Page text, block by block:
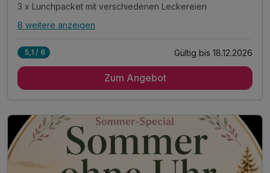
3 x Lunchpacket mit verschiedenen Leckereien
Alle Inklusivleistungen
4 x reichhaltiges Frühstück vom Buffet
1 x wohltuende Sportmassage (20 Min.)
1 x Wanderkarte mit ausgearbeiteten Wanderrouten
1 x Sauerlandcard mit vielen Vergünstigungen* &
8 weitere anzeigen
5,1 / 6 Gültig bis 18.12.2026
Zum Angebot